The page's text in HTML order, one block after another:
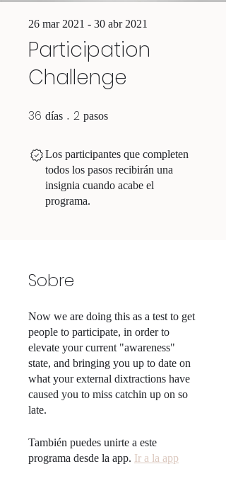
Participation
Challenge
26 mar 2021 - 30 abr 2021
36 días 36 días
2 pasos
Los participantes que completen
todos los pasos recibirán una
insignia cuando acabe el
programa.
Sobre
Now we are doing this as a test to get
people to participate, in order to
elevate your current "awareness"
state, and bringing you up to date on
what your external dixtractions have
caused you to miss catchin up on so
late.
También puedes unirte a este
programa desde la app. Ir a la app